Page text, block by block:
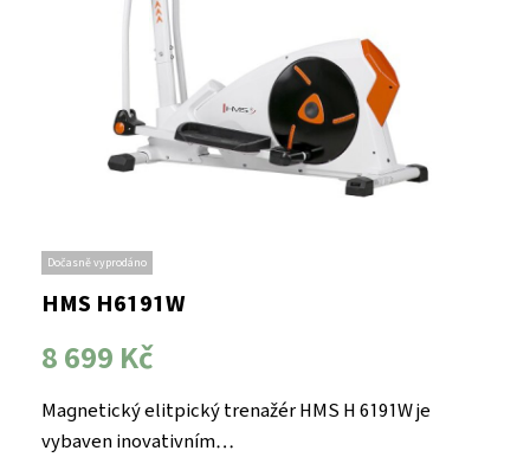
Dočasně vyprodáno
HMS H6191W
8 699 Kč
Magnetický elitpický trenažér HMS H 6191W je
vybaven inovativním…